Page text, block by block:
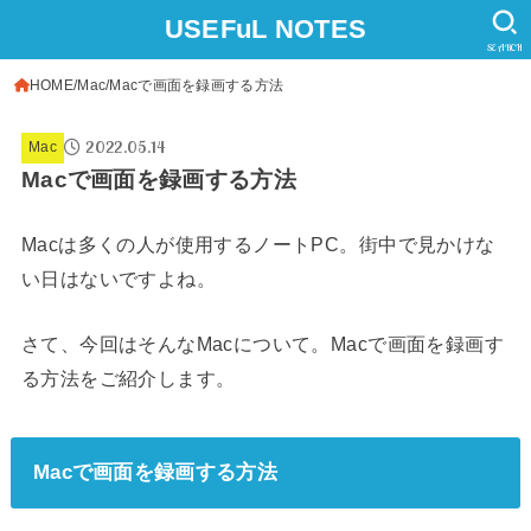
USEFuL NOTES
SEARCH
HOME Mac Macで画面を録画する方法
Mac 2022.05.14
Macで画面を録画する方法
Macは多くの人が使用するノートPC。街中で見かけな
い日はないですよね。
さて、今回はそんなMacについて。Macで画面を録画す
る方法をご紹介します。
Macで画面を録画する方法